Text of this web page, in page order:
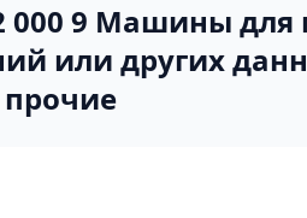
000 9 Машины
или других